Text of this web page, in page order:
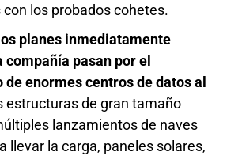
los probados cohetes.
planes inmediatamente
compañía pasan por el
de enormes centros de datos al
estructuras de gran tamaño
lanzamientos de naves
llevar la carga, paneles solares,